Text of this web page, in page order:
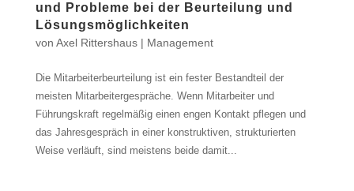
und Probleme bei der Beurteilung und
Lösungsmöglichkeiten
von Axel Rittershaus| Management
Die Mitarbeiterbeurteilung ist ein fester Bestandteil der
meisten Mitarbeitergespräche. Wenn Mitarbeiter und
Führungskraft regelmäßig einen engen Kontakt pflegen und
das Jahresgespräch in einer konstruktiven, strukturierten
Weise verläuft, sind meistens beide damit...